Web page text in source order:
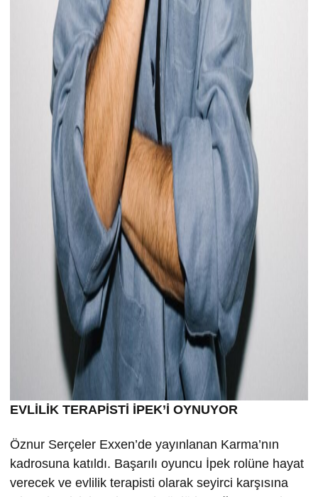
EVLİLİK TERAPİSTİ İPEK’İ OYNUYOR
Öznur Serçeler Exxen’de yayınlanan Karma’nın
kadrosuna katıldı. Başarılı oyuncu İpek rolüne hayat
verecek ve evlilik terapisti olarak seyirci karşısına